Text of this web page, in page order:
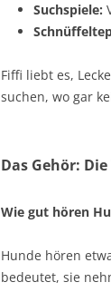
Suchspiele:
Fiffi liebt es,
suchen, wo gar
Das Gehör:
Wie gut hören
Hunde hören
bedeutet, sie